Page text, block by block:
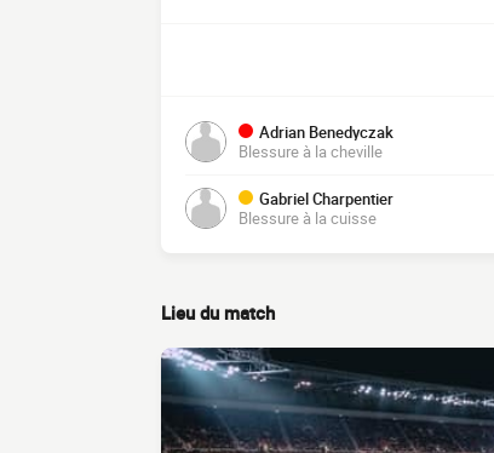
Adrian Benedyczak
Blessure à la cheville
Gabriel Charpentier
Blessure à la cuisse
Lieu du match